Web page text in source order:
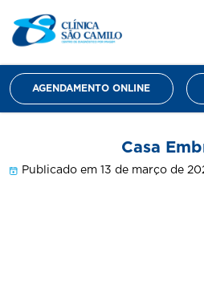
AGENDAMENTO ONLINE
Casa
Publicado em 13 de março de